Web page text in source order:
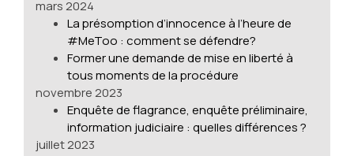
mars 2024
La présomption d’innocence à l’heure de
#MeToo : comment se défendre?
Former une demande de mise en liberté à
tous moments de la procédure
novembre 2023
Enquête de flagrance, enquête préliminaire,
information judiciaire : quelles différences ?
juillet 2023